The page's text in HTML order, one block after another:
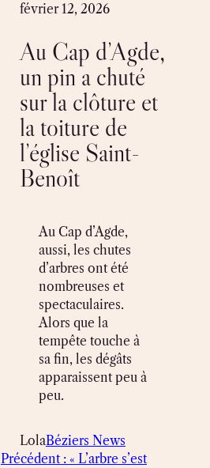
février 12, 2026
Au Cap d’Agde,
un pin a chuté
sur la clôture et
la toiture de
l’église Saint-
Benoît
Au Cap d’Agde,
aussi, les chutes
d’arbres ont été
nombreuses et
spectaculaires.
Alors que la
tempête touche à
sa fin, les dégâts
apparaissent peu à
peu.
LolaBéziers News
Précédent : « L’arbre s’est